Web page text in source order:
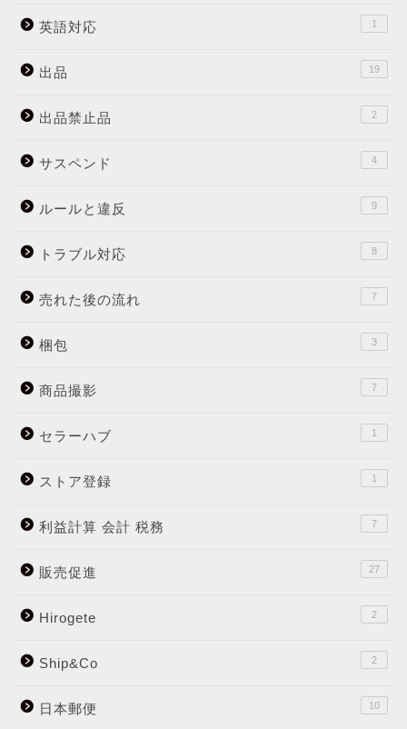
英語対応 1
出品 19
出品禁止品 2
サスペンド 4
ルールと違反 9
トラブル対応 8
売れた後の流れ 7
梱包 3
商品撮影 7
セラーハブ 1
ストア登録 1
利益計算 会計 税務 7
販売促進 27
Hirogete 2
Ship&Co 2
日本郵便 10